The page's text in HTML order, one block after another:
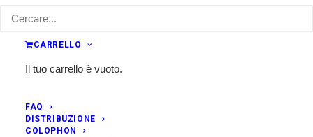
CARRELLO
Il tuo carrello è vuoto.
FAQ
DISTRIBUZIONE
COLOPHON